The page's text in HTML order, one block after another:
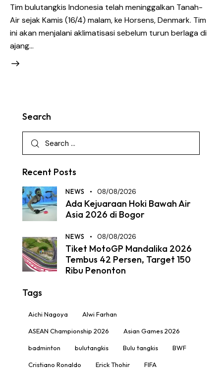
Tim bulutangkis Indonesia telah meninggalkan Tanah-
Air sejak Kamis (16/4) malam, ke Horsens, Denmark. Tim
ini akan menjalani aklimatisasi sebelum turun berlaga di
ajang…
Search
Recent Posts
NEWS 08/08/2026
Ada Kejuaraan Hoki Bawah Air
Asia 2026 di Bogor
NEWS 08/08/2026
Tiket MotoGP Mandalika 2026
Tembus 42 Persen, Target 150
Ribu Penonton
Tags
Aichi Nagoya Alwi Farhan
ASEAN Championship 2026 Asian Games 2026
badminton bulutangkis Bulu tangkis BWF
Cristiano Ronaldo Erick Thohir FIFA